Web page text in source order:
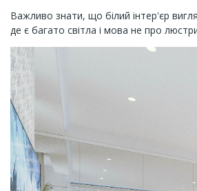
Важливо знати, що білий інтер'єр
де є багато світла і мова не про